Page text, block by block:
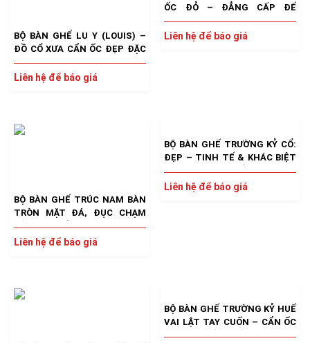
BỘ BÀN GHẾ LU Y (LOUIS) –
ĐỒ CỔ XƯA CẨN ỐC ĐẸP ĐẶC
SẮC, ĐỘC LẠ XƯA NAY HIẾM
GẶP
Liên hệ để báo giá
ỐC ĐỎ – ĐẲNG CẤP ĐẾ
VƯƠNG
Liên hệ để báo giá
BỘ BÀN GHẾ TRÚC NAM BÀN
TRÒN MẶT ĐÁ, ĐỤC CHẠM
SẮC NÉT, MỀM MẠI GIAO LƯU
GIÁ RẺ
Liên hệ để báo giá
BỘ BÀN GHẾ TRƯỜNG KỶ CỔ:
ĐẸP – TINH TẾ & KHÁC BIỆT
[NGHỆ NHÂN HUẾ ĐỤC CHẠM
CỔ ĐỒ]
Liên hệ để báo giá
BỘ BÀN GHẾ TRƯỜNG KỶ HUẾ
VAI LẬT TAY CUỐN – CẨN ỐC
ĐẸP ĐẶC SẮC NHẤT